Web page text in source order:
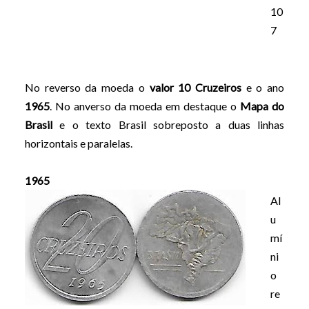
10
7
No reverso da moeda o valor 10 Cruzeirose o ano
1965. No anverso da moeda em destaque o Mapa do
Brasil e o texto Brasil sobreposto a duas linhas
horizontais e paralelas.
1965
Al
u
mí
ni
o
re